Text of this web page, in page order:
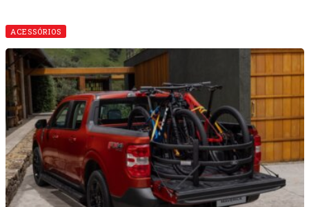
ACESSÓRIOS